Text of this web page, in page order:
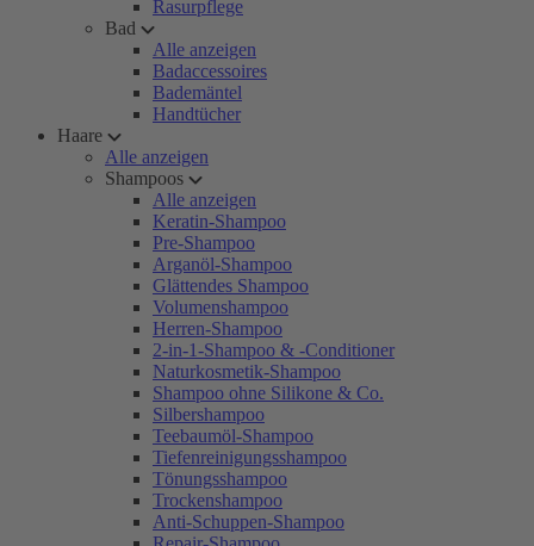
Rasurpflege
Bad
Alle anzeigen
Badaccessoires
Bademäntel
Handtücher
Haare
Alle anzeigen
Shampoos
Alle anzeigen
Keratin-Shampoo
Pre-Shampoo
Arganöl-Shampoo
Glättendes Shampoo
Volumenshampoo
Herren-Shampoo
2-in-1-Shampoo & -Conditioner
Naturkosmetik-Shampoo
Shampoo ohne Silikone & Co.
Silbershampoo
Teebaumöl-Shampoo
Tiefenreinigungsshampoo
Tönungsshampoo
Trockenshampoo
Anti-Schuppen-Shampoo